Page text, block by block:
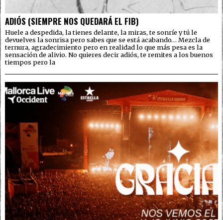
ADIÓS (SIEMPRE NOS QUEDARÁ EL FIB)
Huele a despedida, la tienes delante, la miras, te sonríe y tú le
devuelves la sonrisa pero sabes que se está acabando… Mezcla de
ternura, agradecimiento pero en realidad lo que más pesa es la
sensación de alivio. No quieres decir adiós, te remites a los buenos
tiempos pero la